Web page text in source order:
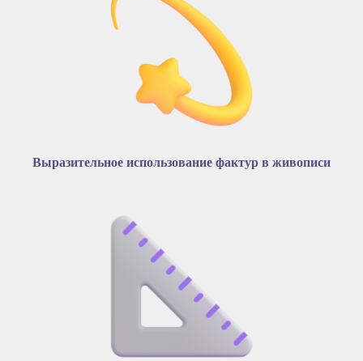
Выразительное использование фактур в живописи